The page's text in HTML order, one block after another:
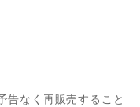
告なく再販売すること